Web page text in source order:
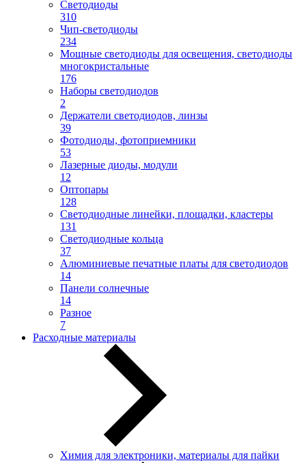
Светодиоды
310
Чип-светодиоды
234
Мощные светодиоды для освещения, светодиоды
многокристальные
176
Наборы светодиодов
2
Держатели светодиодов, линзы
39
Фотодиоды, фотоприемники
53
Лазерные диоды, модули
12
Оптопары
128
Светодиодные линейки, площадки, кластеры
131
Светодиодные кольца
37
Алюминиевые печатные платы для светодиодов
14
Панели солнечные
14
Разное
7
Расходные материалы
Химия для электроники, материалы для пайки